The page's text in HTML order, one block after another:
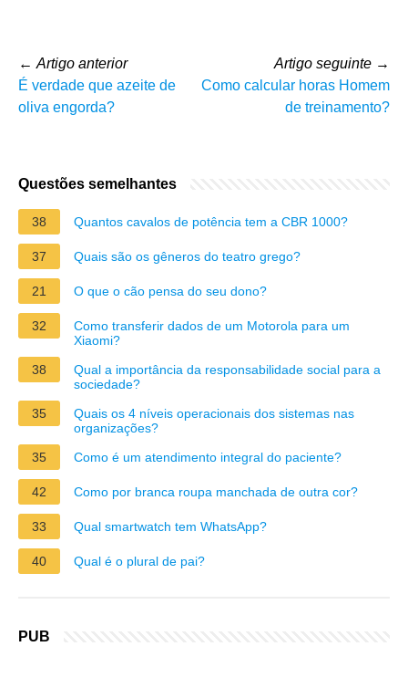
← Artigo anterior
É verdade que azeite de
oliva engorda?
Artigo seguinte →
Como calcular horas Homem
de treinamento?
Questões semelhantes
38 Quantos cavalos de potência tem a CBR 1000?
37 Quais são os gêneros do teatro grego?
21 O que o cão pensa do seu dono?
32
Como transferir dados de um Motorola para um
Xiaomi?
38
Qual a importância da responsabilidade social para a
sociedade?
35
Quais os 4 níveis operacionais dos sistemas nas
organizações?
35
Como é um atendimento integral do paciente?
42 Como por branca roupa manchada de outra cor?
33 Qual smartwatch tem WhatsApp?
40 Qual é o plural de pai?
PUB